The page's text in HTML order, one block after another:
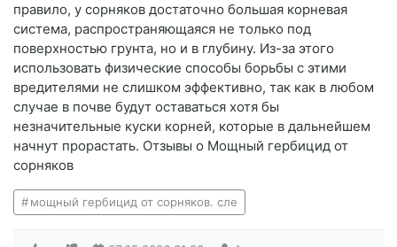
правило, у сорняков достаточно большая корневая
система, распространяющаяся не только под
поверхностью грунта, но и в глубину. Из-за этого
использовать физические способы борьбы с этими
вредителями не слишком эффективно, так как в любом
случае в почве будут оставаться хотя бы
незначительные куски корней, которые в дальнейшем
начнут прорастать. Отзывы о Мощный гербицид от
сорняков
мощный гербицид от сорняков. сле